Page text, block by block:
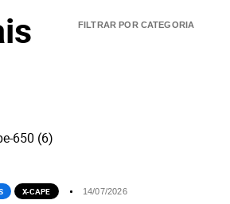
X-CAPE 14/07/2026